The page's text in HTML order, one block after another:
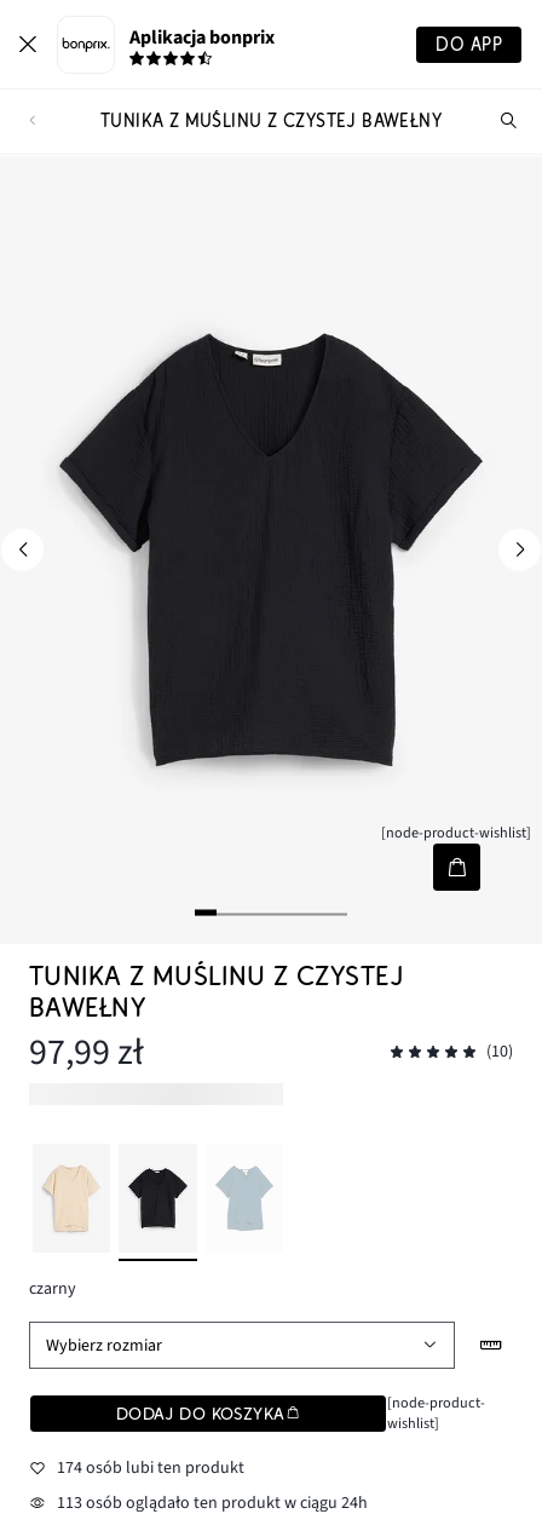
Aplikacja bonprix DO APP
TUNIKA Z MUŚLINU Z CZYSTEJ BAWEŁNY
[node-product-wishlist]
TUNIKA Z MUŚLINU Z CZYSTEJ
BAWEŁNY
97,99 zł (10)
czarny
Wybierz rozmiar
DODAJ DO KOSZYKA
[node-product-
wishlist]
174 osób lubi ten produkt
113 osób oglądało ten produkt w ciągu 24h